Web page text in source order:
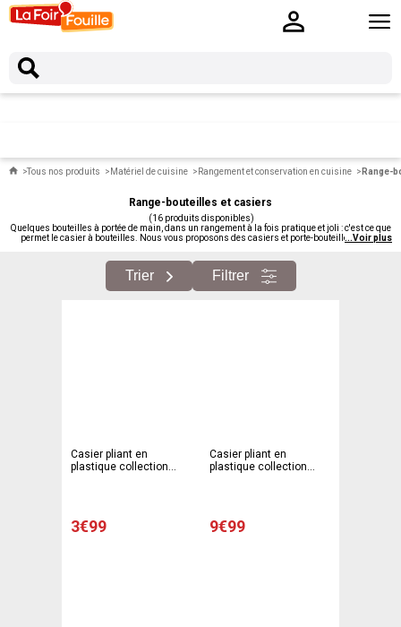
Tous nos produits Matériel de cuisine Rangement et conservation en cuisine Range-
Range-bouteilles et casiers
(16 produits disponibles)
Quelques bouteilles à portée de main, dans un rangement à la fois pratique et joli : c'est ce que
permet le casier à bouteilles. Nous vous proposons des casiers et porte-bouteilles moins
...Voir plus
Trier Filtrer
Casier pliant en
plastique collection
3€99
Casier pliant en
plastique collection
9€99